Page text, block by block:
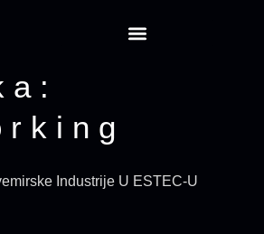
Industrije U ESTEC-U